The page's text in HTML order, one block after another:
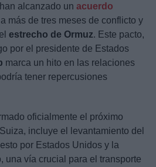
alcanzado un acuerdo
más de tres meses de conflicto y
estrecho de Ormuz. Este pacto,
por el presidente de Estados
marca un hito en las relaciones
tener repercusiones
oficialmente el próximo
incluye el levantamiento del
por Estados Unidos y la
una vía crucial para el transporte